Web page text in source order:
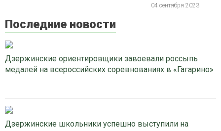
04 сентября 2023
Последние новости
Дзержинские ориентировщики завоевали россыпь
медалей на всероссийских соревнованиях в «Гагарино»
Дзержинские школьники успешно выступили на